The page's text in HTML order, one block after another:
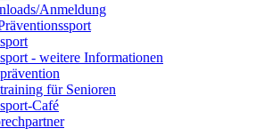
Anmeldung
- weitere Informationen
für Senioren
Café